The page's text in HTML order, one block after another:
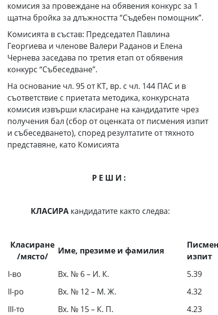
комисия за провеждане на обявения конкурс за 1
щатна бройка за длъжността “Съдебен помощник”.
Комисията в състав: Председател Павлина
Георгиева и членове Валери Раданов и Елена
Чернева заседава по третия етап от обявения
конкурс “Събеседване”.
На основание чл. 95 от КТ, вр. с чл. 144 ПАС и в
съответствие с приетата методика, конкурсната
комисия извърши класиране на кандидатите чрез
получения бал (сбор от оценката от писмения изпит
и събеседването), според резултатите от тяхното
представяне, като Комисията
Р Е Ш И :
КЛАСИРА кандидатите както следва:
Класиране
/място/
Име, презиме и фамилия
изпит
I-во
Вх. № 6 – И. К.
5.39
II-ро
Вх. № 12 – М. Ж.
4.32
III-то
Вх. № 15 – К. П.
4.23